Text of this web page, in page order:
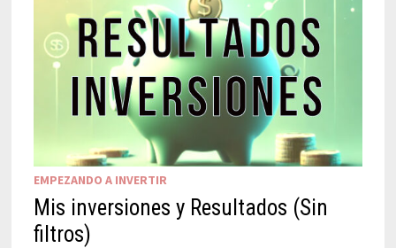
EMPEZANDO A INVERTIR
Mis inversiones y Resultados (Sin
filtros)